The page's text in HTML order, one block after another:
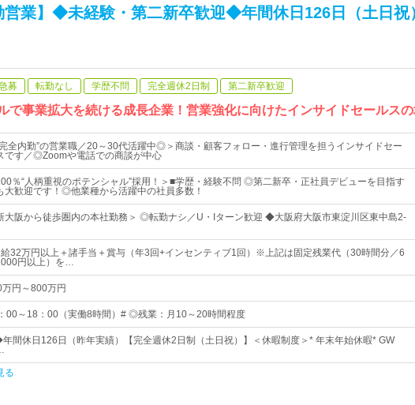
営業】◆未経験・第二新卒歓迎◆年間休日126日（土日祝
募 転勤なし 学歴不問 完全週休2日制 第二新卒歓迎
で事業拡大を続ける成長企業！営業強化に向けたインサイドセールス
完全内勤”の営業職／20～30代活躍中◎＞商談・顧客フォロー・進行管理を担うインサイドセー
です／◎Zoomや電話での商談が中心
％“人柄重視のポテンシャル”採用！＞■学歴・経験不問 ◎第二新卒・正社員デビューを目指す
大歓迎です！◎他業種から活躍中の社員多数！
大阪から徒歩圏内の本社勤務＞ ◎転勤ナシ／U・Iターン歓迎 ◆大阪府大阪市東淀川区東中島2-
32万円以上＋諸手当＋賞与（年3回+インセンティブ1回）※上記は固定残業代（30時間分／6
円以上）を…
円～800万円
00～18：00（実働8時間）# ◎残業：月10～20時間程度
間休日126日（昨年実績）【完全週休2日制（土日祝）】＜休暇制度＞* 年末年始休暇* GW
る